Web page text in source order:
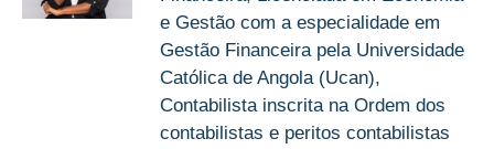
e Gestão com a especialidade em
Gestão Financeira pela Universidade
Católica de Angola (Ucan),
Contabilista inscrita na Ordem dos
contabilistas e peritos contabilistas